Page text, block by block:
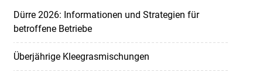
Dürre 2026: Informationen und Strategien für
betroffene Betriebe
Überjährige Kleegrasmischungen